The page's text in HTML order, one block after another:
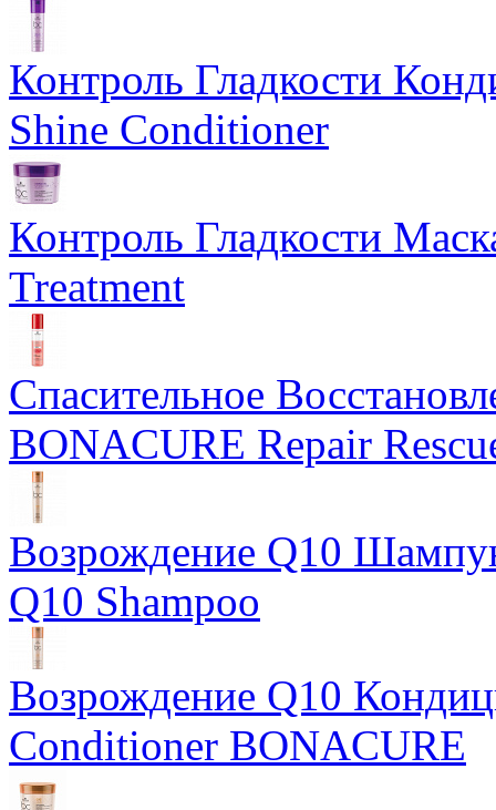
Контроль Гладкости
Shine Conditioner
Контроль Гладкости
Treatment
Спасительное
BONACURE Repair
Возрождение Q10
Q10 Shampoo
Возрождение Q10
Conditioner BONACURE